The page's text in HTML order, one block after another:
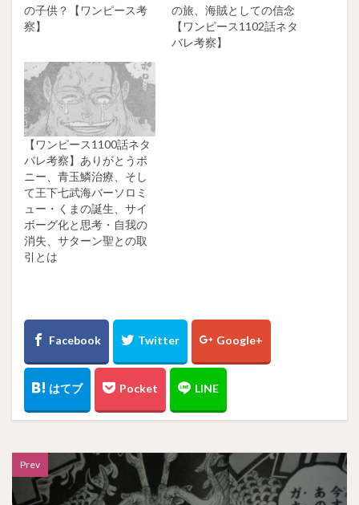
の子供？【ワンピース考
察】
の旅、海賊としての信念
【ワンピース1102話ネタ
バレ考察】
【ワンピース1100話ネタ
バレ考察】ありがとうボ
ニー、青玉鱗治療、そし
て王下七武海バーソロミ
ュー・くまの誕生、サイ
ボーグ化と思考・自我の
消失、サターン聖との取
引とは
Prev